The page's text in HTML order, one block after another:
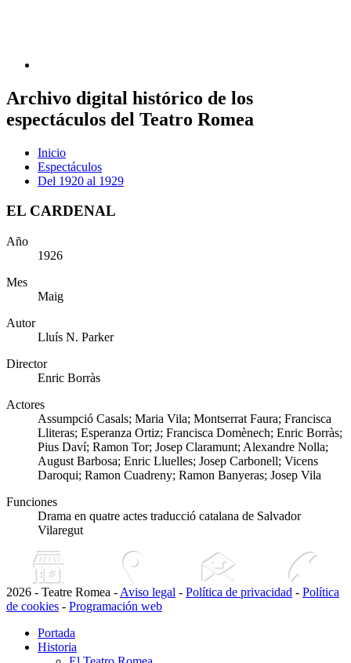
Archivo digital histórico de los
espectáculos del Teatro Romea
Inicio
Espectáculos
Del 1920 al 1929
EL CARDENAL
Año
1926
Mes
Maig
Autor
Lluís N. Parker
Director
Enric Borràs
Actores
Assumpció Casals; Maria Vila; Montserrat Faura; Francisca
Lliteras; Esperanza Ortiz; Francisca Domènech; Enric Borràs;
Pius Daví; Ramon Tor; Josep Claramunt; Alexandre Nolla;
August Barbosa; Enric Lluelles; Josep Carbonell; Vicens
Daroqui; Ramon Cuadreny; Ramon Banyeras; Josep Vila
Funciones
Drama en quatre actes traducció catalana de Salvador
Vilaregut
2026 - Teatre Romea - Aviso legal - Política de privacidad - Política
de cookies - Programación web
Portada
Historia